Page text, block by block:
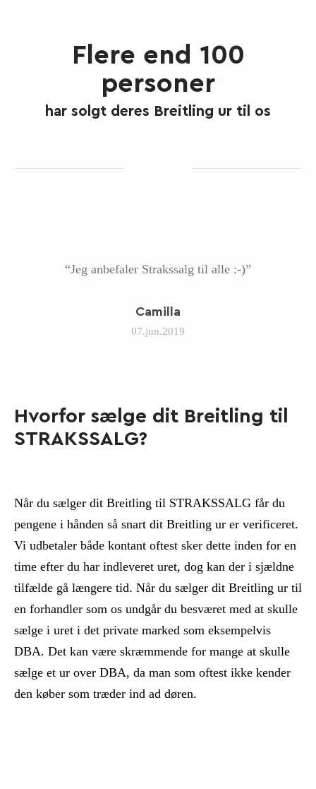
Flere end 100
personer
har solgt deres Breitling ur til os
“Jeg anbefaler Strakssalg til alle :-)”
Camilla
07.jun.2019
Hvorfor sælge dit Breitling til
STRAKSSALG?
Når du sælger dit Breitling til STRAKSSALG får du
pengene i hånden så snart dit Breitling ur er verificeret.
Vi udbetaler både kontant oftest sker dette inden for en
time efter du har indleveret uret, dog kan der i sjældne
tilfælde gå længere tid. Når du sælger dit Breitling ur til
en forhandler som os undgår du besværet med at skulle
sælge i uret i det private marked som eksempelvis
DBA. Det kan være skræmmende for mange at skulle
sælge et ur over DBA, da man som oftest ikke kender
den køber som træder ind ad døren.